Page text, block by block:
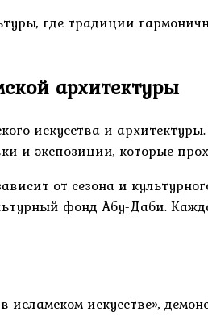
где традиции
архитектуры
искусства и
и экспозиции, которые
от сезона и
фонд Абу-Даби.
исламском искусстве»,